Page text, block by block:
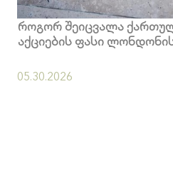
როგორ შეიცვალა
აქციების ფასი
05.30.2026